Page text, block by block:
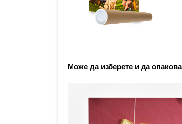
Може да изберете и да